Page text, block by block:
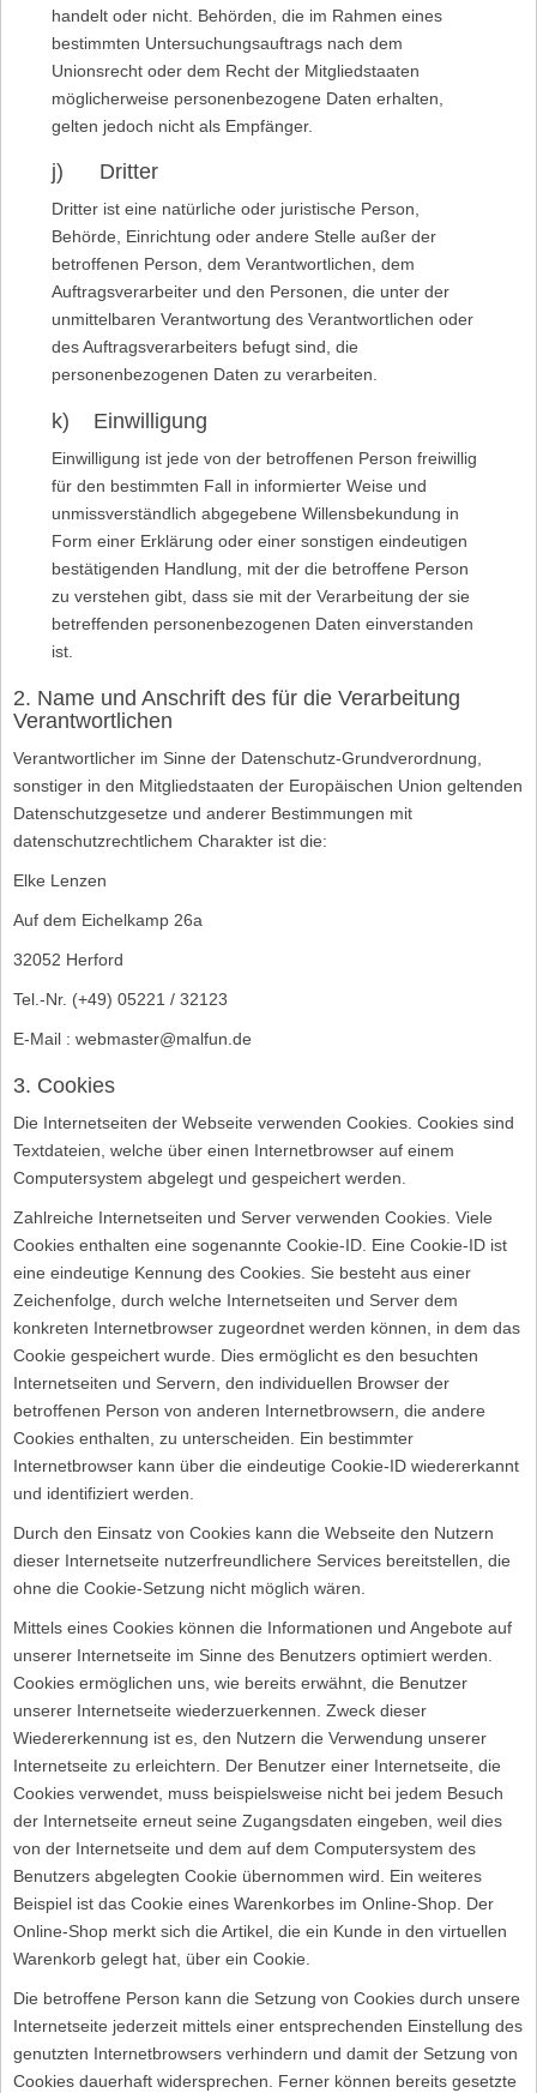
handelt oder nicht. Behörden, die im Rahmen eines
bestimmten Untersuchungsauftrags nach dem
Unionsrecht oder dem Recht der Mitgliedstaaten
möglicherweise personenbezogene Daten erhalten,
gelten jedoch nicht als Empfänger.
j) Dritter
Dritter ist eine natürliche oder juristische Person,
Behörde, Einrichtung oder andere Stelle außer der
betroffenen Person, dem Verantwortlichen, dem
Auftragsverarbeiter und den Personen, die unter der
unmittelbaren Verantwortung des Verantwortlichen oder
des Auftragsverarbeiters befugt sind, die
personenbezogenen Daten zu verarbeiten.
k) Einwilligung
Einwilligung ist jede von der betroffenen Person freiwillig
für den bestimmten Fall in informierter Weise und
unmissverständlich abgegebene Willensbekundung in
Form einer Erklärung oder einer sonstigen eindeutigen
bestätigenden Handlung, mit der die betroffene Person
zu verstehen gibt, dass sie mit der Verarbeitung der sie
betreffenden personenbezogenen Daten einverstanden
ist.
2. Name und Anschrift des für die Verarbeitung
Verantwortlichen
Verantwortlicher im Sinne der Datenschutz-Grundverordnung,
sonstiger in den Mitgliedstaaten der Europäischen Union geltenden
Datenschutzgesetze und anderer Bestimmungen mit
datenschutzrechtlichem Charakter ist die:
Elke Lenzen
Auf dem Eichelkamp 26a
32052 Herford
Tel.-Nr. (+49) 05221 / 32123
E-Mail : webmaster@malfun.de
3. Cookies
Die Internetseiten der Webseite verwenden Cookies. Cookies sind
Textdateien, welche über einen Internetbrowser auf einem
Computersystem abgelegt und gespeichert werden.
Zahlreiche Internetseiten und Server verwenden Cookies. Viele
Cookies enthalten eine sogenannte Cookie-ID. Eine Cookie-ID ist
eine eindeutige Kennung des Cookies. Sie besteht aus einer
Zeichenfolge, durch welche Internetseiten und Server dem
konkreten Internetbrowser zugeordnet werden können, in dem das
Cookie gespeichert wurde. Dies ermöglicht es den besuchten
Internetseiten und Servern, den individuellen Browser der
betroffenen Person von anderen Internetbrowsern, die andere
Cookies enthalten, zu unterscheiden. Ein bestimmter
Internetbrowser kann über die eindeutige Cookie-ID wiedererkannt
und identifiziert werden.
Durch den Einsatz von Cookies kann die Webseite den Nutzern
dieser Internetseite nutzerfreundlichere Services bereitstellen, die
ohne die Cookie-Setzung nicht möglich wären.
Mittels eines Cookies können die Informationen und Angebote auf
unserer Internetseite im Sinne des Benutzers optimiert werden.
Cookies ermöglichen uns, wie bereits erwähnt, die Benutzer
unserer Internetseite wiederzuerkennen. Zweck dieser
Wiedererkennung ist es, den Nutzern die Verwendung unserer
Internetseite zu erleichtern. Der Benutzer einer Internetseite, die
Cookies verwendet, muss beispielsweise nicht bei jedem Besuch
der Internetseite erneut seine Zugangsdaten eingeben, weil dies
von der Internetseite und dem auf dem Computersystem des
Benutzers abgelegten Cookie übernommen wird. Ein weiteres
Beispiel ist das Cookie eines Warenkorbes im Online-Shop. Der
Online-Shop merkt sich die Artikel, die ein Kunde in den virtuellen
Warenkorb gelegt hat, über ein Cookie.
Die betroffene Person kann die Setzung von Cookies durch unsere
Internetseite jederzeit mittels einer entsprechenden Einstellung des
genutzten Internetbrowsers verhindern und damit der Setzung von
Cookies dauerhaft widersprechen. Ferner können bereits gesetzte